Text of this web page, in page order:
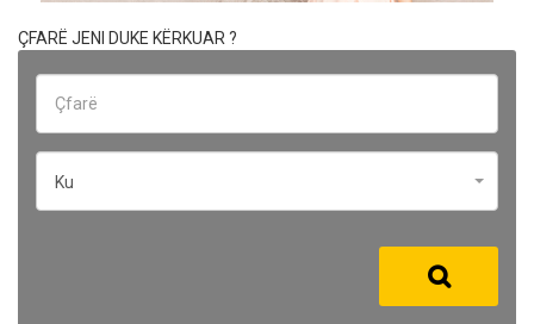
ÇFARË JENI DUKE KËRKUAR ?
Ku